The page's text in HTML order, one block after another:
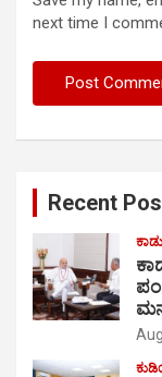
next time I
Recent